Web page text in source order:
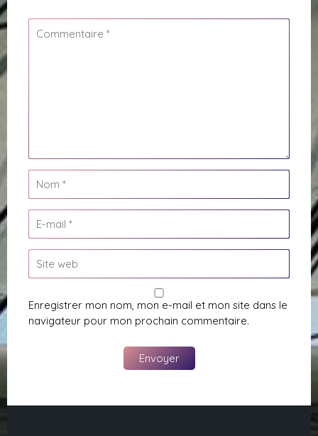
Enregistrer mon nom, mon e-mail et mon site dans le
navigateur pour mon prochain commentaire.